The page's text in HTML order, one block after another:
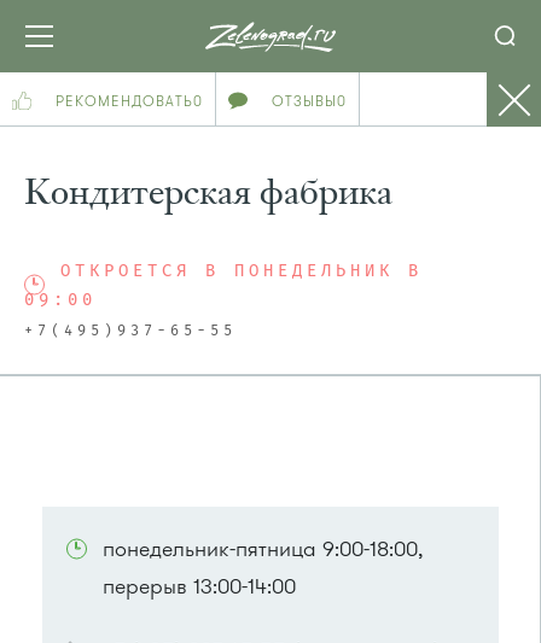
РЕКОМЕНДОВАТЬ0 ОТЗЫВЫ0
Кондитерская фабрика
ОТКРОЕТСЯ В ПОНЕДЕЛЬНИК В
09:00
+7(495)937-65-55
понедельник-пятница 9:00-18:00,
перерыв 13:00-14:00